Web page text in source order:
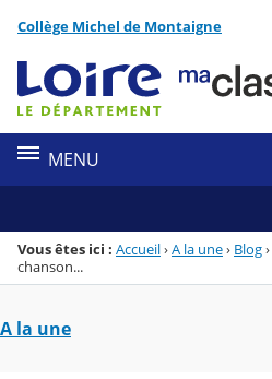
Menu de la rubrique
Contenu
Collège Michel de Montaigne
MENU
Vous êtes ici : Accueil›A la une› Blog›
chanson...
A la une